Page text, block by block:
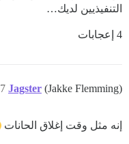
التنفيذيين لديك…
4 إعجابات
Jagster (Jakke Flemming)
7
إنه مثل وقت إغلاق الحانات